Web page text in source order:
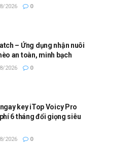
2026 0
– Ứng dụng nhận nuôi
an toàn, minh bạch
2026 0
key iTop Voicy Pro
6 tháng đổi giọng siêu
2026 0